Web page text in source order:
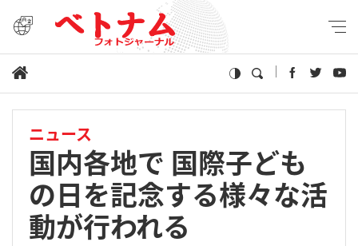
ニュース
国内各地で 国際子ども
の日を記念する様々な活
動が行われる